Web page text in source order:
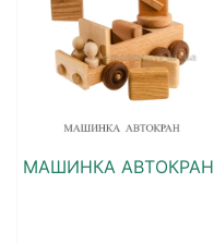
МАШИНКА АВТОКРАН